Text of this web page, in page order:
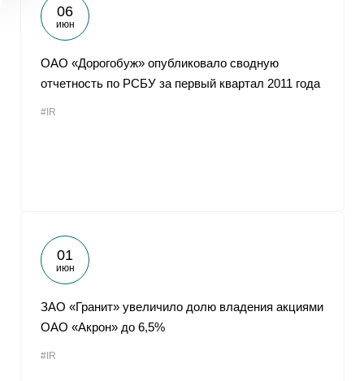
06
июн
ОАО «Дорогобуж» опубликовало сводную
отчетность по РСБУ за первый квартал 2011 года
#IR
01
июн
ЗАО «Гранит» увеличило долю владения акциями
ОАО «Акрон» до 6,5%
#IR